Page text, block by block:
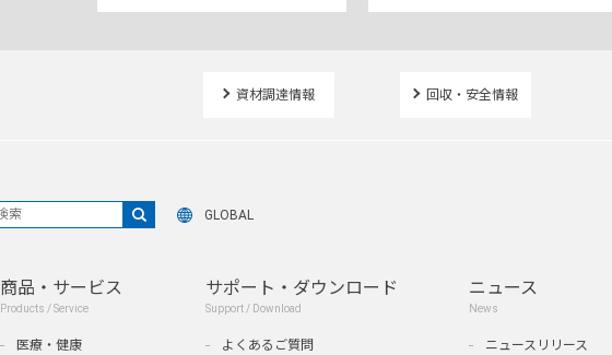
資材調達情報 回収・安全情報
GLOBAL
商品・サービス
Products / Service
医療・健康
サポート・ダウンロード
Support / Download
よくあるご質問
ニュース
News
ニュースリリース